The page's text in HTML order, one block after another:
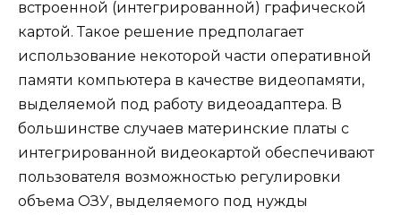
встроенной (интегрированной) графической
картой. Такое решение предполагает
использование некоторой части оперативной
памяти компьютера в качестве видеопамяти,
выделяемой под работу видеоадаптера. В
большинстве случаев материнские платы с
интегрированной видеокартой обеспечивают
пользователя возможностью регулировки
объема ОЗУ, выделяемого под нужды